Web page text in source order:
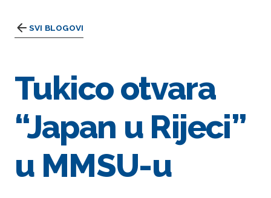
SVI BLOGOVI
Tukico otvara
“Japan u Rijeci”
u MMSU-u